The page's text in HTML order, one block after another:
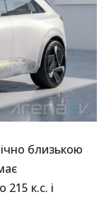
близькою
к.с. і